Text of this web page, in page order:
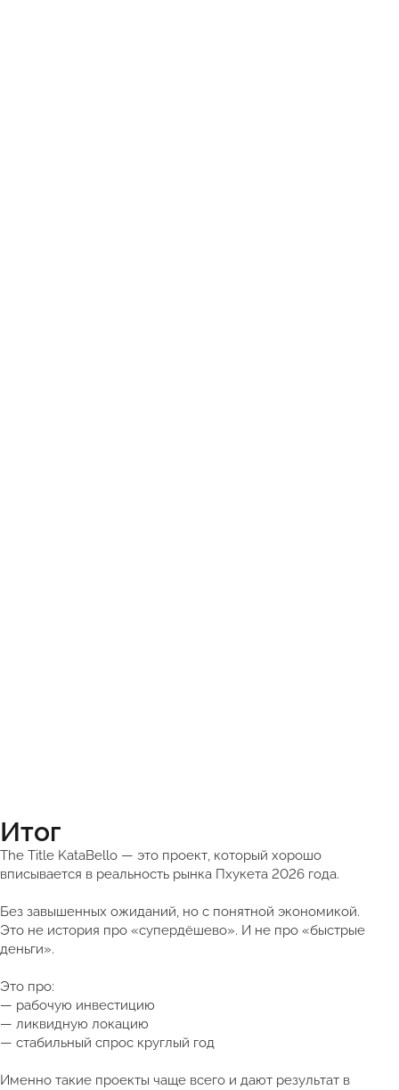
Итог
The Title KataBello — это проект, который хорошо
вписывается в реальность рынка Пхукета 2026 года.
Без завышенных ожиданий, но с понятной экономикой.
Это не история про «супердёшево». И не про «быстрые
деньги».
Это про:
— рабочую инвестицию
— ликвидную локацию
— стабильный спрос круглый год
Именно такие проекты чаще всего и дают результат в